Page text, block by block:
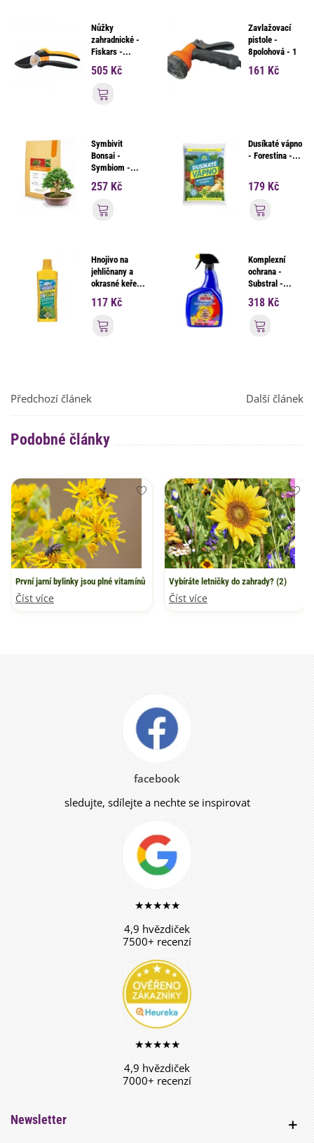
Nůžky
zahradnické -
Fiskars -...
505 Kč
Zavlažovací
pistole -
8polohová - 1
161 Kč
Symbivit
Bonsai -
Symbiom -...
257 Kč
Přidat do košíku
Dusíkaté vápno
- Forestina -...
179 Kč
Hnojivo na
jehličnany a
okrasné keře...
117 Kč
Přidat do košíku
Komplexní
ochrana -
Substral -...
318 Kč
Předchozí článek Další článek
Podobné články
První jarní bylinky jsou plné vitamínů
Číst více
Vybíráte letničky do zahrady? (2)
Číst více
facebook
sledujte, sdílejte a nechte se inspirovat
★★★★★
4,9 hvězdiček
7500+ recenzí
★★★★★
4,9 hvězdiček
7000+ recenzí
Newsletter